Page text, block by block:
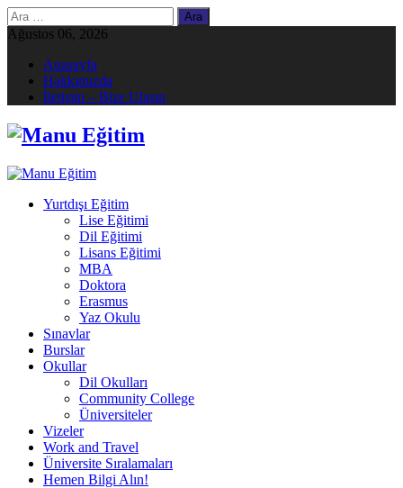
Arama:
Ağustos 06, 2026
Anasayfa
Hakkımızda
İletişim – Bize Ulaşın
Yurtdışı Eğitim
Lise Eğitimi
Dil Eğitimi
Lisans Eğitimi
MBA
Doktora
Erasmus
Yaz Okulu
Sınavlar
Burslar
Okullar
Dil Okulları
Community College
Üniversiteler
Vizeler
Work and Travel
Üniversite Sıralamaları
Hemen Bilgi Alın!